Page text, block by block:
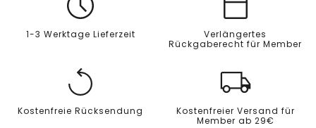
1-3 Werktage Lieferzeit
Verlängertes
Rückgaberecht für Member
Kostenfreie Rücksendung
Kostenfreier Versand für
Member ab 29€